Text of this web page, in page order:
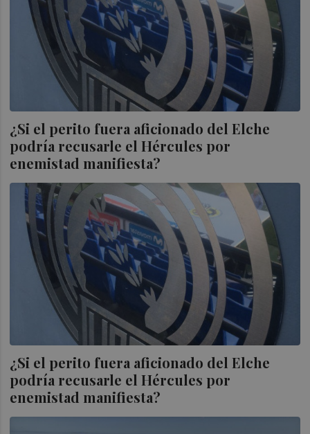
¿Si el perito fuera aficionado del Elche
podría recusarle el Hércules por
enemistad manifiesta?
¿Si el perito fuera aficionado del Elche
podría recusarle el Hércules por
enemistad manifiesta?